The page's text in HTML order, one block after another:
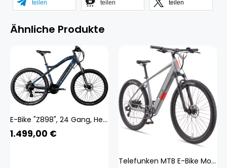
teilen teilen teilen
Ähnliche Produkte
E-Bike "Z898", 24 Gang, Heckmotor 250 W, E-Bike E Mountainbike 27,5 Zoll Pedelec 170 - 190 cm Hardtail MTB dunkelblau 27,5 Zoll (69,85 cm) 48 cm - 27,5 Zoll (69,85 cm)
1.499,00 €
Telefunken MTB E-Bike Mountainbike für Herren und Damen | Elektrofahrrad 29 Zoll | Kettenschaltung | Heckmotor | 468 Wh Akku | EBike Pedelec Hardtail M921